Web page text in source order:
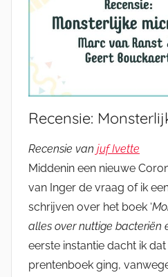
Recensie:
Recensie van juf Ivette
Middenin een nieuwe
van Inger de vraag of ik
schrijven over het boek ‘
alles over nuttige bacteriën
eerste instantie dacht ik
prentenboek ging,